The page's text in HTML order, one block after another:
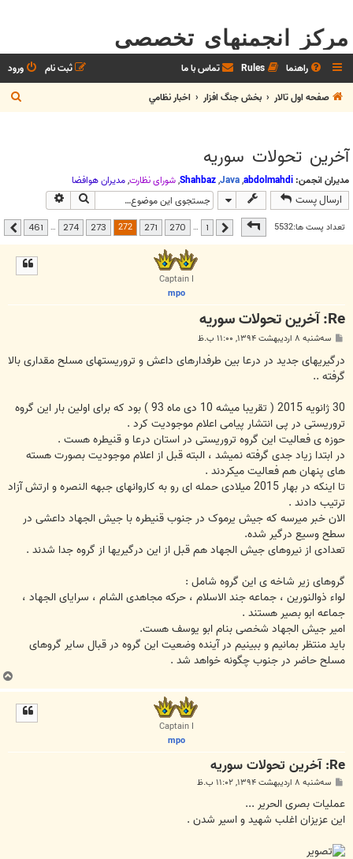
مرکز انجمنهای تخصصی
راهنما Rules تماس با ما ورود
ثبت نام
صفحه اول تالار
بخش جنگ افزار اخبار نظامي
ج
س
آخرين تحولات سوريه
مدیران انجمن: abdolmahdi
,
Java
,
Shahbaz
,شوراي نظارت,مديران هوافضا
ارسال پست جستجو
تعداد پست ها:5532
صفحه272
461 قبلی …
270
271
272
273
274
…
461 بعدی
Captain I
mpo
Re: آخرين تحولات سوريه
پ
ت
سه‌شنبه ۸ اردیبهشت ۱۳۹۴, ۱۱:۰۰ ب.ظ
ﺩﺭﮔﯿﺮﯾﻬﺎﯼ ﺟﺪﯾﺪ ﺩﺭ ﺩﺭﻋﺎ ﺑﯿﻦ ﻃﺮﻓﺪﺍﺭﻫﺎﯼ ﺩﺍﻋﺶ ﻭ ﺗﺮﻭﺭﯾﺴﺘﻬﺎﯼ ﻣﺴﻠﺢ ﻣﻘﺪﺍﺭﯼ ﺑﺎﻻ
ﮔﺮﻓﺘﻪ ..
30 ﮊﺍﻧﻮﯾﻪ 2015 ‏( ﺗﻘﺮﯾﺒﺎ ﻣﯿﺸﻪ 10 ﺩﯼ ﻣﺎﻩ 93 ‏) ﺑﻮﺩ ﮐﻪ ﺑﺮﺍﯼ ﺍﻭﻟﯿﻦ ﺑﺎﺭ ﺍﯾﻦ ﮔﺮﻭﻩ
ﺗﺮﻭﺭﯾﺴﺘﯽ ﺩﺭ ﭘﯽ ﺍﻧﺘﺸﺎﺭ ﭘﯿﺎﻣﯽ ﺍﻋﻼﻡ ﻣﻮﺟﻮﺩﯾﺖ ﮐﺮﺩ .
ﺣﻮﺯﻩ ﯼ ﻓﻌﺎﻟﯿﺖ ﺍﯾﻦ ﮔﺮﻭﻩ ﺗﺮﻭﺭﯾﺴﺘﯽ ﺩﺭ ﺍﺳﺘﺎﻥ ﺩﺭﻋﺎ ﻭ ﻗﻨﯿﻄﺮﻩ ﻫﺴﺖ .
ﺩﺭ ﺍﺑﺘﺪﺍ ﺯﯾﺎﺩ ﺟﺪﯼ ﮔﺮﻓﺘﻪ ﻧﻤﯿﺸﺪ ، ﺍﻟﺒﺘﻪ ﻗﺒﻞ ﺍﺯ ﺍﻋﻼﻡ ﻣﻮﺟﻮﺩﯾﺖ ﺑﺼﻮﺭﺕ ﻫﺴﺘﻪ
ﻫﺎﯼ ﭘﻨﻬﺎﻥ ﻫﻢ ﻓﻌﺎﻟﯿﺖ ﻣﯿﮑﺮﺩﻧﺪ .
ﺗﺎ ﺍﯾﻨﮑﻪ ﺩﺭ ﺑﻬﺎﺭ 2015 ﻣﯿﻼﺩﯼ ﺣﻤﻠﻪ ﺍﯼ ﺭﻭ ﺑﻪ ﮐﺎﺭﻭﺍﻧﻬﺎﯼ ﺟﺒﻬﻪ ﺍﻟﻨﺼﺮﻩ ﻭ ﺍﺭﺗﺶ ﺁﺯﺍﺩ
ﺗﺮﺗﯿﺐ ﺩﺍﺩﻧﺪ .
ﺍﻻﻥ ﺧﺒﺮ ﻣﯿﺮﺳﻪ ﮐﻪ ﺟﯿﺶ ﯾﺮﻣﻮﮎ ﺩﺭ ﺟﻨﻮﺏ ﻗﻨﯿﻄﺮﻩ ﺑﺎ ﺟﯿﺶ ﺍﻟﺠﻬﺎﺩ ﺩﺍﻋﺸﯽ ﺩﺭ
ﺳﻄﺢ ﻭﺳﯿﻊ ﺩﺭﮔﯿﺮ ﺷﺪﻩ.
ﺗﻌﺪﺍﺩﯼ ﺍﺯ ﻧﯿﺮﻭﻫﺎﯼ ﺟﯿﺶ ﺍﻟﺠﻬﺎﺩ ﻫﻢ ﻗﺒﻞ ﺍﺯ ﺍﯾﻦ ﺩﺭﮔﯿﺮﯾﻬﺎ ﺍﺯ ﮔﺮﻭﻩ ﺟﺪﺍ ﺷﺪﻧﺪ .
ﮔﺮﻭﻫﺎﯼ ﺯﯾﺮ ﺷﺎﺧﻪ ﯼ ﺍﯾﻦ ﮔﺮﻭﻩ ﺷﺎﻣﻞ :
ﻟﻮﺍﺀ ﺫﻭﺍﻟﻨﻮﺭﯾﻦ ، ﺟﻤﺎﻋﻪ ﺟﻨﺪ ﺍﻻﺳﻼﻡ ، ﺣﺮﮐﻪ ﻣﺠﺎﻫﺪﯼ ﺍﻟﺸﺎﻡ ، ﺳﺮﺍﯾﺎﯼ ﺍﻟﺠﻬﺎﺩ ،
ﺟﻤﺎﻋﻪ ﺍﺑﻮ ﺑﺼﯿﺮ ﻫﺴﺘﻨﺪ .
ﺍﻣﯿﺮ ﺟﯿﺶ ﺍﻟﺠﻬﺎﺩ ﺷﺨﺼﯽ ﺑﻨﺎﻡ ﺍﺑﻮ ﯾﻮﺳﻒ ﻫﺴﺖ.
ﺑﺎﯾﺪ ﻣﻨﺘﻈﺮ ﺑﻤﺎﻧﯿﻢ ﻭ ﺑﺒﯿﻨﯿﻢ ﺩﺭ ﺁﯾﻨﺪﻩ ﻭﺿﻌﯿﺖ ﺍﯾﻦ ﮔﺮﻭﻩ ﺩﺭ ﻗﺒﺎﻝ ﺳﺎﯾﺮ ﮔﺮﻭﻫﺎﯼ
ﻣﺴﻠﺢ ﺣﺎﺿﺮ ﺩﺭ ﺟﻨﻮﺏ ﭼﮕﻮﻧﻪ ﺧﻮﺍﻫﺪ ﺷﺪ .
ب
ا
Captain I
mpo
Re: آخرين تحولات سوريه
پ
ت
سه‌شنبه ۸ اردیبهشت ۱۳۹۴, ۱۱:۰۲ ب.ظ
ﻋﻤﻠﯿﺎﺕ ﺑﺼﺮﯼ ﺍﻟﺤﺮﯾﺮ ...
ﺍﯾﻦ ﻋﺰﯾﺰﺍﻥ ﺍﻏﻠﺐ ﺷﻬﯿﺪ ﻭ ﺍﺳﯿﺮ ﺷﺪﻥ .